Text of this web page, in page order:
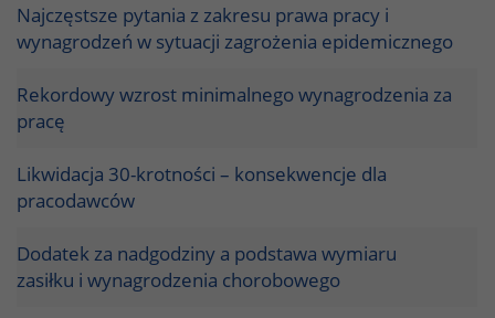
Najczęstsze pytania z zakresu prawa pracy i
wynagrodzeń w sytuacji zagrożenia epidemicznego
Rekordowy wzrost minimalnego wynagrodzenia za
pracę
Likwidacja 30-krotności – konsekwencje dla
pracodawców
Dodatek za nadgodziny a podstawa wymiaru
zasiłku i wynagrodzenia chorobowego